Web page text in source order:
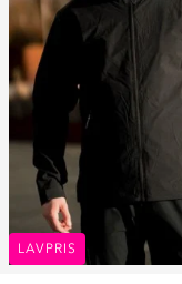
LAVPRIS